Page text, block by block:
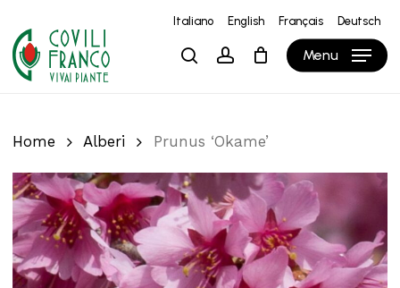
main
content
Italiano English Français Deutsch
searchaccount Menu
Carrello Close
Cart
Home Alberi Prunus ‘Okame’